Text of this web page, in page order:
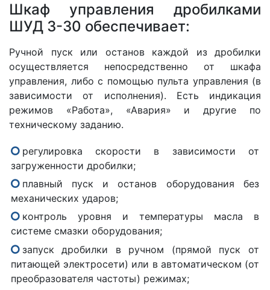
Шкаф управления дробилками
ШУД 3-30 обеспечивает:
Ручной пуск или останов каждой из дробилки
осуществляется непосредственно от шкафа
управления, либо с помощью пульта управления (в
зависимости от исполнения). Есть индикация
режимов «Работа», «Авария» и другие по
техническому заданию.
регулировка скорости в зависимости от
загруженности дробилки;
плавный пуск и останов оборудования без
механических ударов;
контроль уровня и температуры масла в
системе смазки оборудования;
запуск дробилки в ручном (прямой пуск от
питающей электросети) или в автоматическом (от
преобразователя частоты) режимах;